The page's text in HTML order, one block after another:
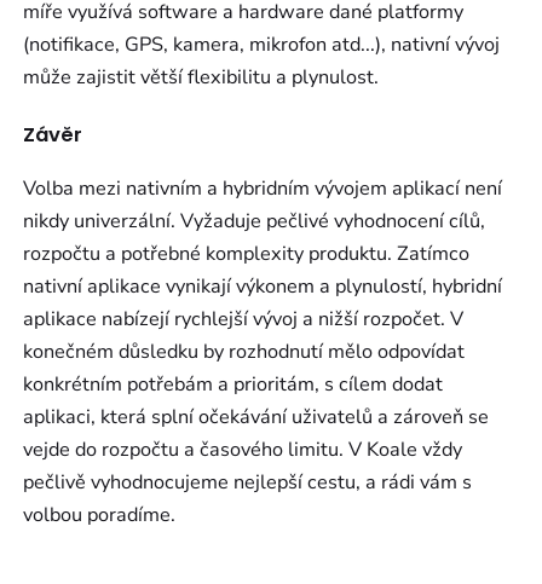
míře využívá software a hardware dané platformy
(notifikace, GPS, kamera, mikrofon atd...), nativní vývoj
může zajistit větší flexibilitu a plynulost.
Závěr
Volba mezi nativním a hybridním vývojem aplikací není
nikdy univerzální. Vyžaduje pečlivé vyhodnocení cílů,
rozpočtu a potřebné komplexity produktu. Zatímco
nativní aplikace vynikají výkonem a plynulostí, hybridní
aplikace nabízejí rychlejší vývoj a nižší rozpočet. V
konečném důsledku by rozhodnutí mělo odpovídat
konkrétním potřebám a prioritám, s cílem dodat
aplikaci, která splní očekávání uživatelů a zároveň se
vejde do rozpočtu a časového limitu. V Koale vždy
pečlivě vyhodnocujeme nejlepší cestu, a rádi vám s
volbou poradíme.